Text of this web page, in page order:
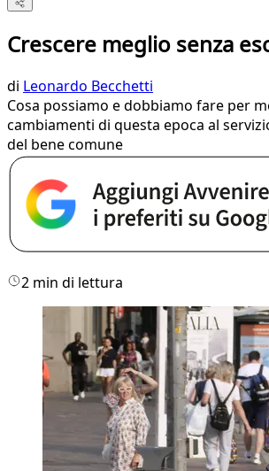
Crescere meglio senza
di Leonardo Becchetti
Cosa possiamo e dobbiamo fare per
cambiamenti di questa epoca al
del bene comune
2 min di lettura